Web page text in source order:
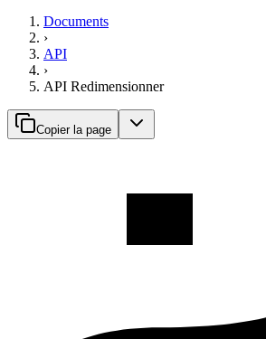
Documents
›
API
›
API Redimensionner
Copier la page